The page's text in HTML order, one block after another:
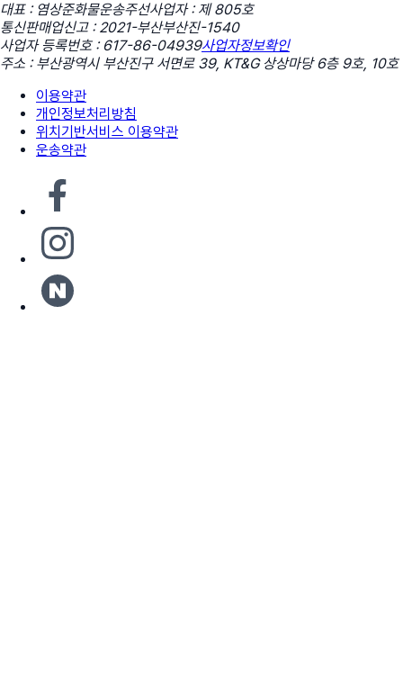
대표 : 염상준화물운송주선사업자 : 제 805호
통신판매업신고 : 2021-부산부산진-1540
사업자 등록번호 : 617-86-04939사업자정보확인
주소 : 부산광역시 부산진구 서면로 39, KT&G 상상마당 6층 9호, 10호
이용약관
개인정보처리방침
위치기반서비스 이용약관
운송약관